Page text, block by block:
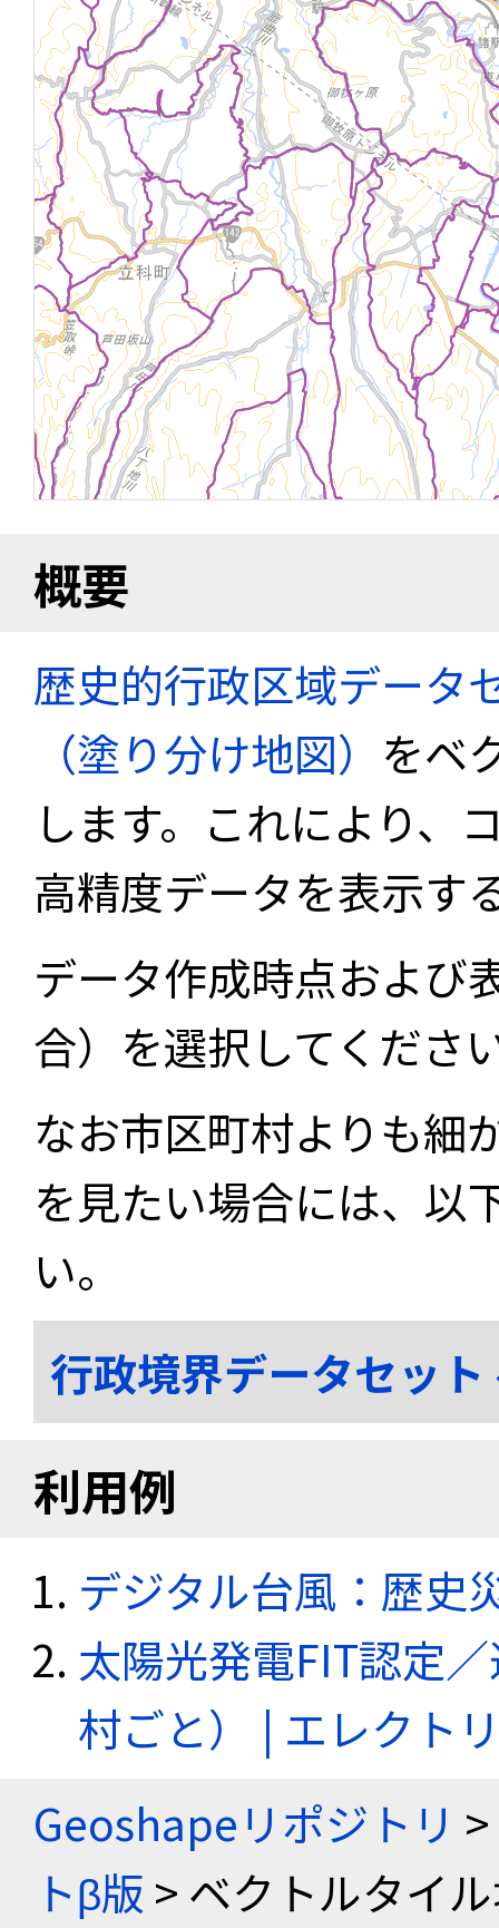
概要
歴史的行政区域データ
（塗り分け地図） をベ
します。これにより、
高精度データを表示す
データ作成時点および
合）を選択してくださ
なお市区町村よりも細
を見たい場合には、以
い。
行政境界データセッ
利用例
デジタル台風：歴史
太陽光発電FIT認定
村ごと） | エレクト
Geoshapeリポジトリ >
トβ版 > ベクトルタイ